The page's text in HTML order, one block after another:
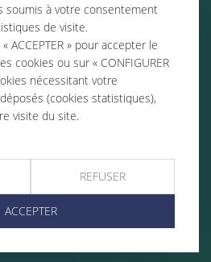
soumis à votre consentement
de visite.
ACCEPTER » pour accepter le
cookies ou sur « CONFIGURER
nécessitant votre
(cookies statistiques),
visite du site.
REFUSER
ACCEPTER